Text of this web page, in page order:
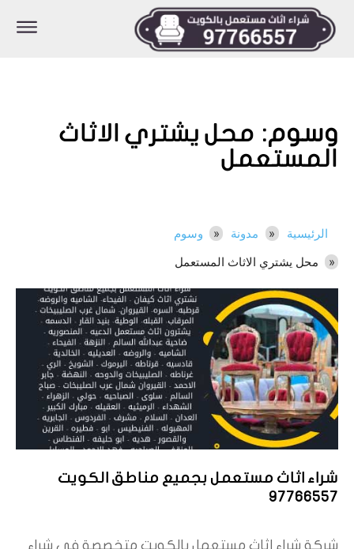
وسوم: محل يشتري الاثاث
المستعمل
الرئيسية مدونة
وسوم
محل يشتري الاثاث المستعمل
شراء اثاث مستعمل بجميع مناطق الكويت
97766557
شركة شراء اثاث مستعمل بالكويت متخصصة في شراء